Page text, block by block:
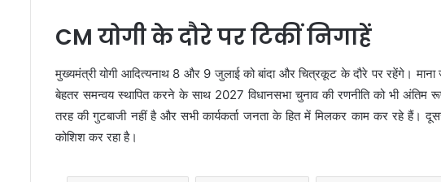
CM योगी के दौरे पर टिकीं निगाहें
मुख्यमंत्री योगी आदित्यनाथ 8 और 9 जुलाई को बांदा और चित्रकूट के दौरे पर रहेंगे।
बेहतर समन्वय स्थापित करने के साथ 2027 विधानसभा चुनाव की रणनीति को भी अंतिम
तरह की गुटबाजी नहीं है और सभी कार्यकर्ता जनता के हित में मिलकर काम कर रहे हैं।
कोशिश कर रहा है।